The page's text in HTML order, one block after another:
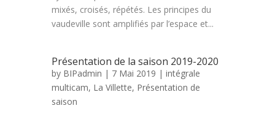
mixés, croisés, répétés. Les principes du
vaudeville sont amplifiés par l’espace et...
Présentation de la saison 2019-2020
by BIPadmin | 7 Mai 2019 | intégrale
multicam, La Villette, Présentation de
saison